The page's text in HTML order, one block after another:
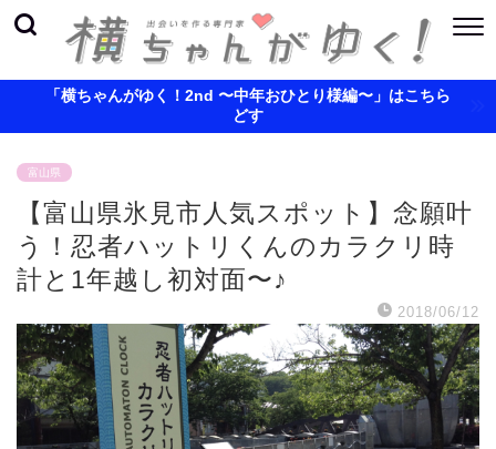
「横ちゃんがゆく！2nd 〜中年おひとり様編〜」はこちら
どす
富山県
【富山県氷見市人気スポット】念願叶
う！忍者ハットリくんのカラクリ時
計と1年越し初対面〜♪
2018/06/12